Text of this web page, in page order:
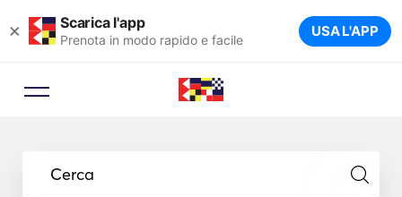
× Scarica l'app
Prenota in modo rapido e facile USA L'APP
Cerca